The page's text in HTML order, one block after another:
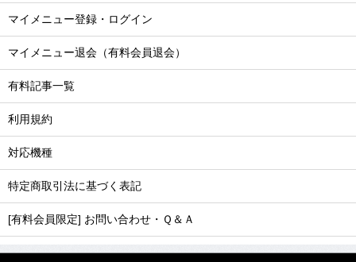
マイメニュー登録・ログイン
マイメニュー退会（有料会員退会）
有料記事一覧
利用規約
対応機種
特定商取引法に基づく表記
[有料会員限定] お問い合わせ・Ｑ＆Ａ